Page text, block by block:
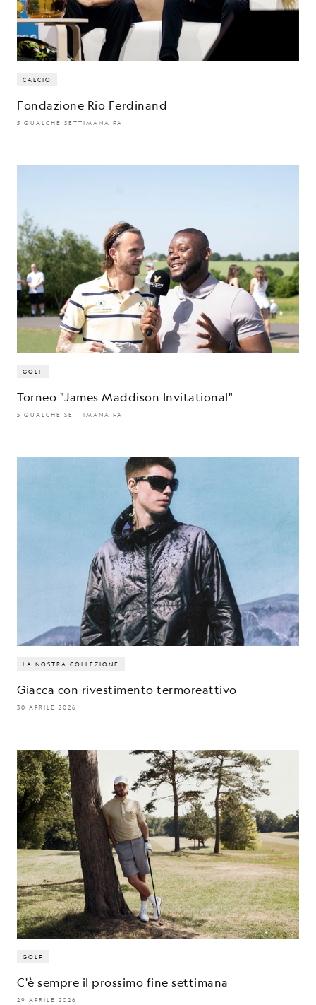
CALCIO
Fondazione Rio Ferdinand
5 QUALCHE SETTIMANA FA
GOLF
Torneo "James Maddison Invitational"
5 QUALCHE SETTIMANA FA
LA NOSTRA COLLEZIONE
Giacca con rivestimento termoreattivo
30 APRILE 2026
GOLF
C'è sempre il prossimo fine settimana
29 APRILE 2026